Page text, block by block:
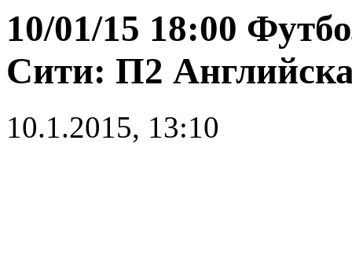
10/01/15 18:00
Сити: П2
10.1.2015, 13:10